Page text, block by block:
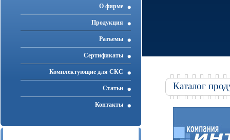
О фирме
Продукция
Разъемы
Cертификаты
Комплектующие для СКС
Статьи
Контакты
Каталог